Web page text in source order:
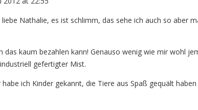
Nathalie, es ist schlimm, das sehe ich auch so aber
das kaum bezahlen kann! Genauso wenig wie mir wohl
gefertigter Mist.
habe ich Kinder gekannt, die Tiere aus Spaß gequält